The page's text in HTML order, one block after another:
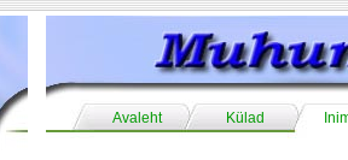
Avaleht Külad